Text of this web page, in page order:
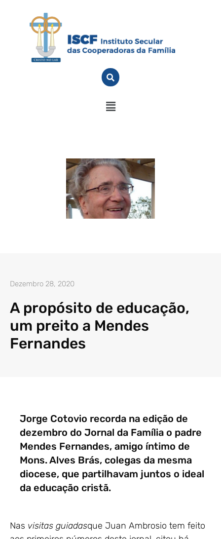
Dezembro 28, 2020
A propósito de educação,
um preito a Mendes
Fernandes
Jorge Cotovio recorda na edição de
dezembro do Jornal da Família o padre
Mendes Fernandes, amigo íntimo de
Mons. Alves Brás, colegas da mesma
diocese, que partilhavam juntos o ideal
da educação cristã.
Nas visitas guiadasque Juan Ambrosio tem feito